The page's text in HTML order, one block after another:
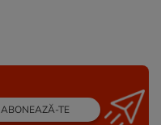
ABONEAZĂ-TE